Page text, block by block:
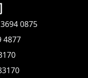
0875
4877